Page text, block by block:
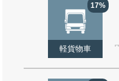
17%
軽貨物車